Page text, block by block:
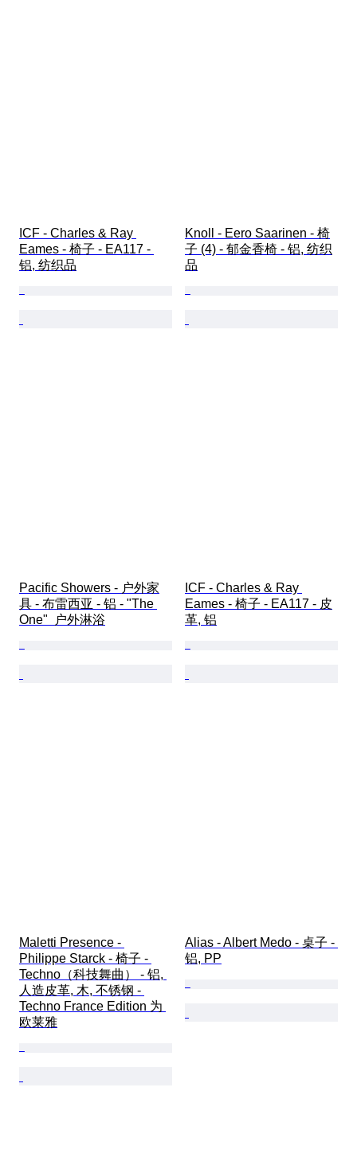
ICF - Charles & Ray
Eames - 椅子 - EA117 -
铝, 纺织品
Knoll - Eero Saarinen - 椅
子 (4) - 郁金香椅 - 铝, 纺织
品
Pacific Showers - 户外家
具 - 布雷西亚 - 铝 - "The
One"  户外淋浴
ICF - Charles & Ray
Eames - 椅子 - EA117 - 皮
革, 铝
Maletti Presence -
Philippe Starck - 椅子 -
Techno（科技舞曲） - 铝,
人造皮革, 木, 不锈钢 -
Techno France Edition 为
欧莱雅
Alias - Albert Medo - 桌子 -
铝, PP